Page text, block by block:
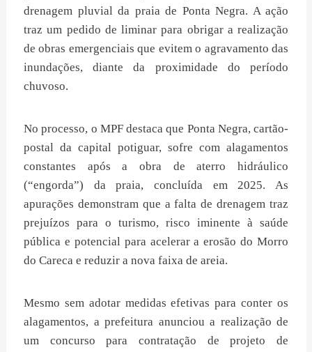
drenagem pluvial da praia de Ponta Negra. A ação
traz um pedido de liminar para obrigar a realização
de obras emergenciais que evitem o agravamento das
inundações, diante da proximidade do período
chuvoso.
No processo, o MPF destaca que Ponta Negra, cartão-
postal da capital potiguar, sofre com alagamentos
constantes após a obra de aterro hidráulico
(“engorda”) da praia, concluída em 2025. As
apurações demonstram que a falta de drenagem traz
prejuízos para o turismo, risco iminente à saúde
pública e potencial para acelerar a erosão do Morro
do Careca e reduzir a nova faixa de areia.
Mesmo sem adotar medidas efetivas para conter os
alagamentos, a prefeitura anunciou a realização de
um concurso para contratação de projeto de